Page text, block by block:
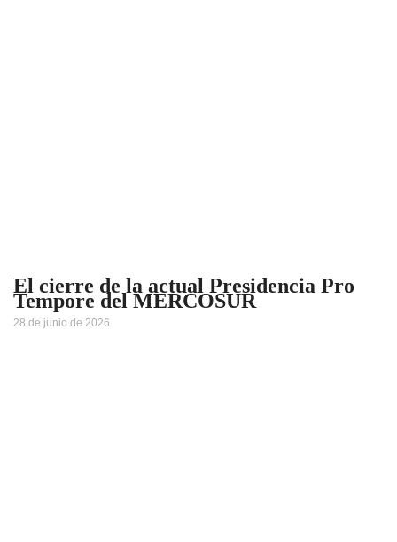
El cierre de la actual Presidencia Pro
Tempore del MERCOSUR
28 de junio de 2026